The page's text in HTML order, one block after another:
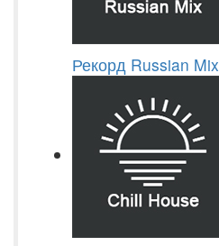
Рекорд Russian Mix